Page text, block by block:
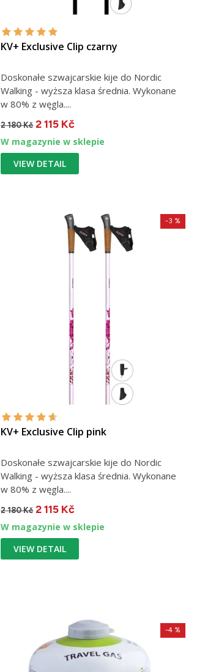
KV+ Exclusive Clip czarny
Doskonałe szwajcarskie kije do Nordic
Walking - wyższa klasa średnia. Wykonane
w 80% z węgla....
2 180 Kč 2 115 Kč
W magazynie w sklepie
VIEW DETAIL
KV+ Exclusive Clip pink
Doskonałe szwajcarskie kije do Nordic
Walking - wyższa klasa średnia. Wykonane
w 80% z węgla....
2 180 Kč
-3 %
2 115 Kč
W magazynie w sklepie
VIEW DETAIL
-4 %